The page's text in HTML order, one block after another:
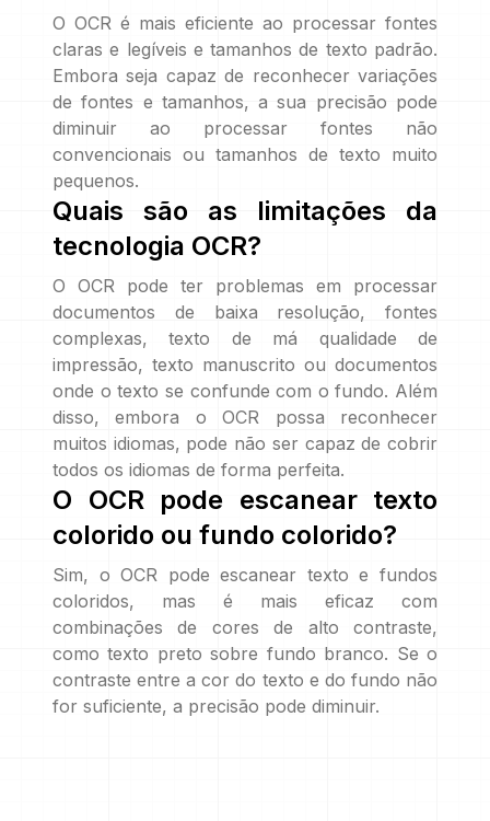
O OCR é mais eficiente ao processar fontes
claras e legíveis e tamanhos de texto padrão.
Embora seja capaz de reconhecer variações
de fontes e tamanhos, a sua precisão pode
diminuir ao processar fontes não
convencionais ou tamanhos de texto muito
pequenos.
Quais são as limitações da
tecnologia OCR?
O OCR pode ter problemas em processar
documentos de baixa resolução, fontes
complexas, texto de má qualidade de
impressão, texto manuscrito ou documentos
onde o texto se confunde com o fundo. Além
disso, embora o OCR possa reconhecer
muitos idiomas, pode não ser capaz de cobrir
todos os idiomas de forma perfeita.
O OCR pode escanear texto
colorido ou fundo colorido?
Sim, o OCR pode escanear texto e fundos
coloridos, mas é mais eficaz com
combinações de cores de alto contraste,
como texto preto sobre fundo branco. Se o
contraste entre a cor do texto e do fundo não
for suficiente, a precisão pode diminuir.